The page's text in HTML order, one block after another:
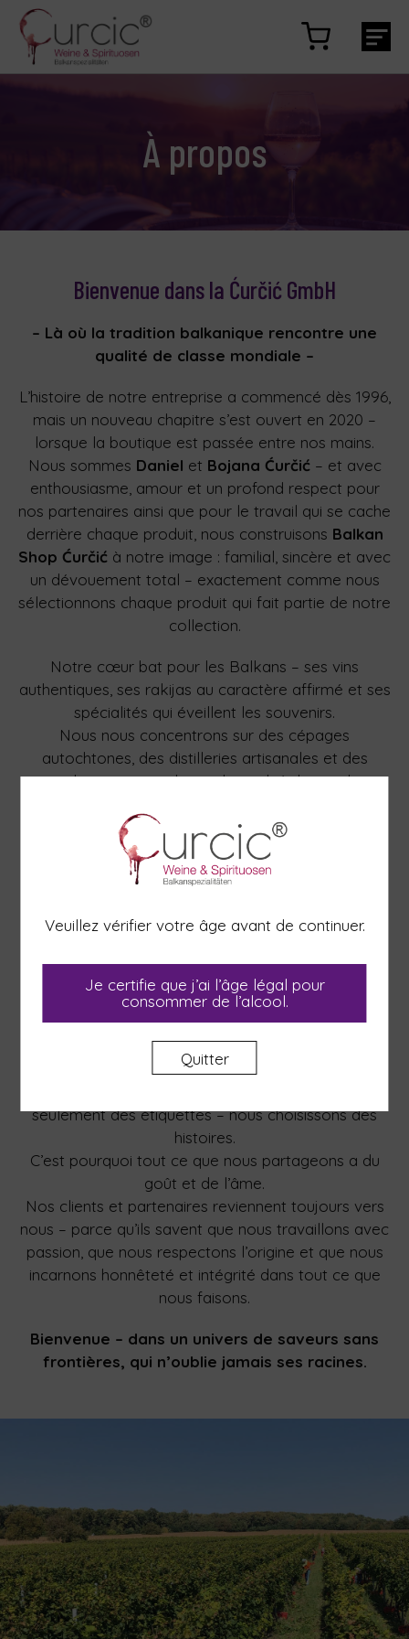
À propos
Bienvenue dans la Ćurčić GmbH
– Là où la tradition balkanique rencontre une
qualité de classe mondiale –
L’histoire de notre entreprise a commencé dès 1996,
mais un nouveau chapitre s’est ouvert en 2020 –
lorsque la boutique est passée entre nos mains.
Nous sommes Daniel et Bojana Ćurčić– et avec
enthousiasme, amour et un profond respect pour
nos partenaires ainsi que pour le travail qui se cache
derrière chaque produit, nous construisons Balkan
Shop Ćurčić à notre image : familial, sincère et avec
un dévouement total – exactement comme nous
sélectionnons chaque produit qui fait partie de notre
collection.
Notre cœur bat pour les Balkans – ses vins
authentiques, ses rakijas au caractère affirmé et ses
spécialités qui éveillent les souvenirs.
Nous nous concentrons sur des cépages
autochtones, des distilleries artisanales et des
producteurs qui cultivent la qualité depuis des
Nous ne voulons pas tout avoir – seulement ce qui
se distingue vraiment : exceptionnel, constant et
excellent.
épicerie fine ou simplement amateur de bonnes
En tant que fournisseur fiable ou hôte personnel en
ligne, nous vous offrons toujours des
recommandations sincères et un conseil
personnalisé.
seulement des étiquettes – nous choisissons des
histoires.
C’est pourquoi tout ce que nous partageons a du
goût et de l’âme.
Nos clients et partenaires reviennent toujours vers
nous – parce qu’ils savent que nous travaillons avec
passion, que nous respectons l’origine et que nous
incarnons honnêteté et intégrité dans tout ce que
nous faisons.
Bienvenue – dans un univers de saveurs sans
frontières, qui n’oublie jamais ses racines.
Veuillez vérifier votre âge avant de continuer.
Je certifie que j’ai l’âge légal pour
consommer de l’alcool.
Quitter